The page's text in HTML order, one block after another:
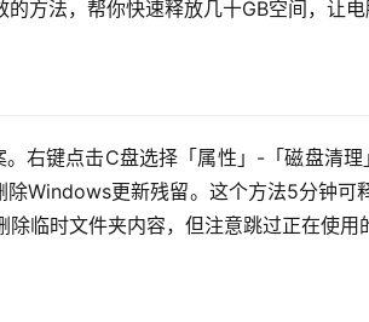
方法，帮你快速释放几十GB空间，让电
右键点击C盘选择「属性」-「磁盘清
Windows更新残留。这个方法5分钟可
临时文件夹内容，但注意跳过正在使用